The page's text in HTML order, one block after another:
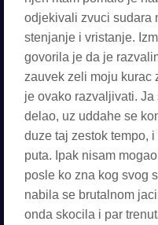
odjekivali zvuci sudara
stenjanje i vristanje.
govorila je da je
zauvek zeli moju kurac
je ovako razvaljivati.
delao, uz uddahe se
duze taj zestok tempo,
puta. Ipak nisam
posle ko zna kog svog
nabila se brutalnom
onda skocila i par